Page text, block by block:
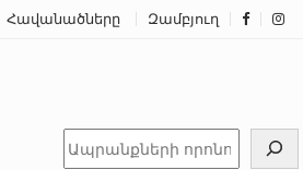
Հավանածները Զամբյուղ
Որոնել